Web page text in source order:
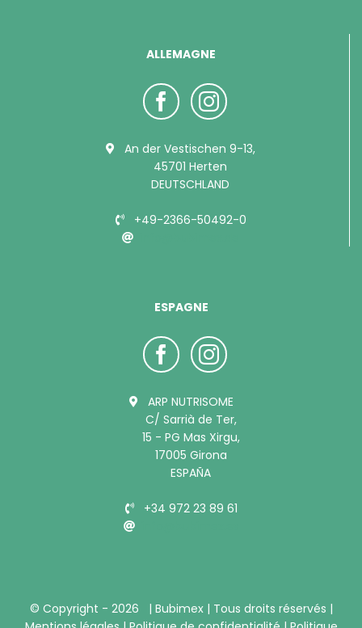
ALLEMAGNE
An der Vestischen 9-13,
45701 Herten
DEUTSCHLAND
+49-2366-50492-0
ESPAGNE
ARP NUTRISOME
C/ Sarrià de Ter,
15 - PG Mas Xirgu,
17005 Girona
ESPAÑA
+34 972 23 89 61
© Copyright - 2026 | Bubimex | Tous droits réservés |